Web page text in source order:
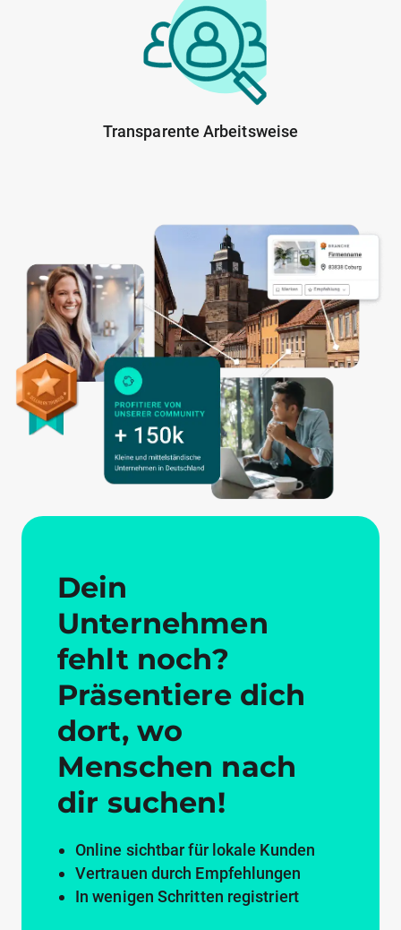
Transparente Arbeitsweise
Dein
Unternehmen
fehlt noch?
Präsentiere dich
dort, wo
Menschen nach
dir suchen!
Online sichtbar für lokale Kunden
Vertrauen durch Empfehlungen
In wenigen Schritten registriert